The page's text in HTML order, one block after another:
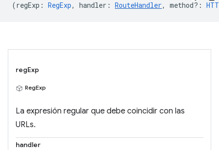
(regExp : RegExp, handler : RouteHandler, method? :
regExp
RegExp
La expresión regular que debe coincidir con las
URLs.
handler